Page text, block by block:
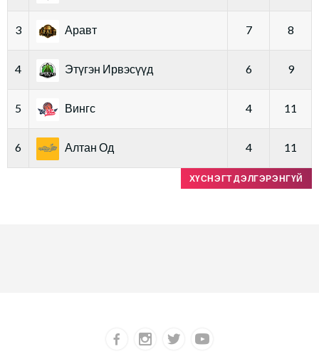
3 Аравт 7 8
4 Этүгэн Ирвэсүүд 6 9
5 Вингс 4 11
6 Алтан Од 4 11
ХҮСНЭГТ ДЭЛГЭРЭНГҮЙ